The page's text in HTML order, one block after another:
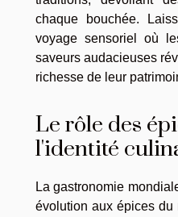
chaque bouchée.
voyage sensoriel où
saveurs audacieuses
richesse de leur
Le rôle des
l'identité
La gastronomie
évolution aux épices